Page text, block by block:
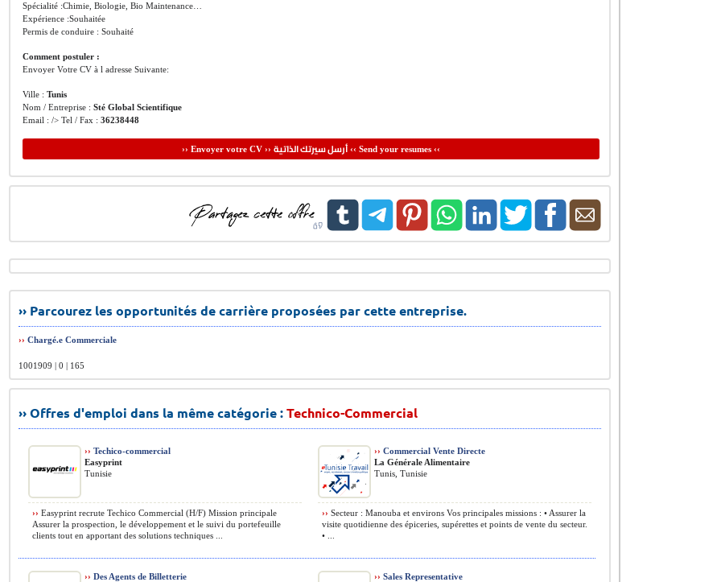
Spécialité :Chimie, Biologie, Bio Maintenance…
Expérience :Souhaitée
Permis de conduire : Souhaité
Comment postuler :
Envoyer Votre CV à l adresse Suivante:
Ville : Tunis
Nom / Entreprise : Sté Global Scientifique
Email : /> Tel / Fax : 36238448
›› Envoyer votre CV ›› أرسل سيرتك الذاتية‹‹ Send your resumes ‹‹
›› Parcourez les opportunités de carrière proposées par cette entreprise.
›› Chargé.e Commerciale
1001909 | 0 | 165
›› Offres d'emploi dans la même catégorie :Technico-Commercial
›› Techico-commercial
Easyprint
Tunisie
›› Easyprint recrute Techico Commercial (H/F) Mission principale
Assurer la prospection, le développement et le suivi du portefeuille
clients tout en apportant des solutions techniques ...
›› Commercial Vente Directe
La Générale Alimentaire
Tunis, Tunisie
›› Secteur : Manouba et environs Vos principales missions : • Assurer la
visite quotidienne des épiceries, supérettes et points de vente du secteur.
• ...
›› Des Agents de Billetterie
›› Sales Representative